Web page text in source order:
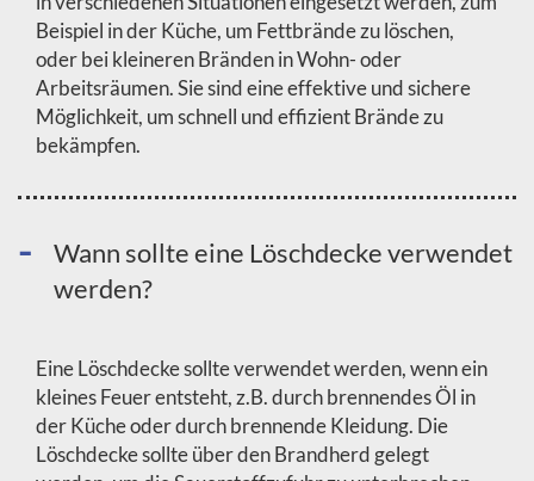
Beispiel in der Küche, um Fettbrände zu löschen,
oder bei kleineren Bränden in Wohn- oder
Arbeitsräumen. Sie sind eine effektive und sichere
Möglichkeit, um schnell und effizient Brände zu
bekämpfen.
Wann sollte eine Löschdecke verwendet
werden?
Eine Löschdecke sollte verwendet werden, wenn ein
kleines Feuer entsteht, z.B. durch brennendes Öl in
der Küche oder durch brennende Kleidung. Die
Löschdecke sollte über den Brandherd gelegt